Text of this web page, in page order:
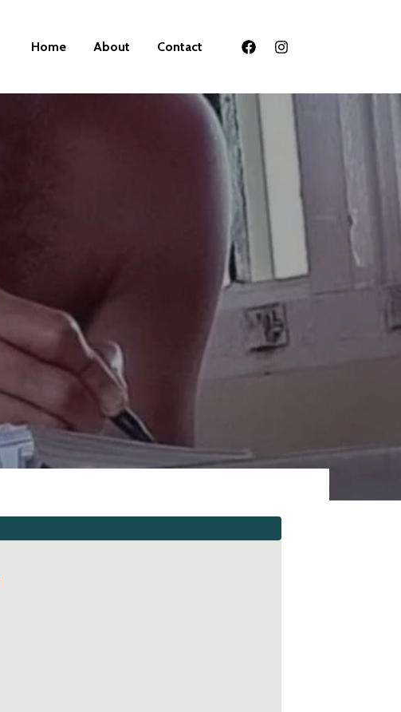
Home About Contact